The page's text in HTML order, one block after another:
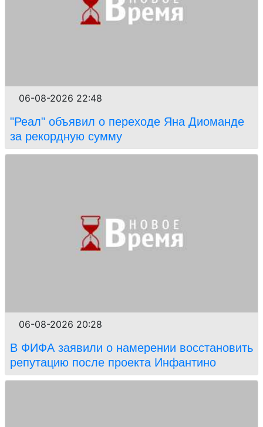
06-08-2026 22:48
"Реал" объявил о переходе Яна Диоманде
за рекордную сумму
06-08-2026 20:28
В ФИФА заявили о намерении восстановить
репутацию после проекта Инфантино